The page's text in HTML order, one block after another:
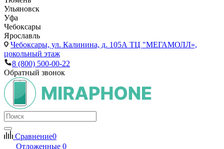
Ульяновск
Уфа
Чебоксары
Ярославль
Чебоксары, ул. Калинина, д. 105А ТЦ "МЕГАМОЛЛ»,
цокольный этаж
8 (800) 500-00-22
Обратный звонок
Сравнение0
Отложенные 0